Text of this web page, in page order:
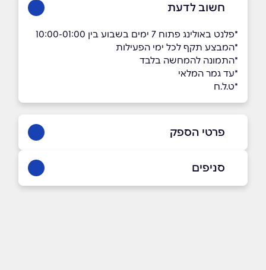
חשוב לדעת
*פלנט באולינג פתוח 7 ימים בשבוע בין 10:00-01:00
*המבצע תקף לכל ימי הפעילות
*התמונה להמחשה בלבד
*עד גמר המלאי
*ט.ל.ח
פרטי הספק
באתר בפייסבוק
סניפים